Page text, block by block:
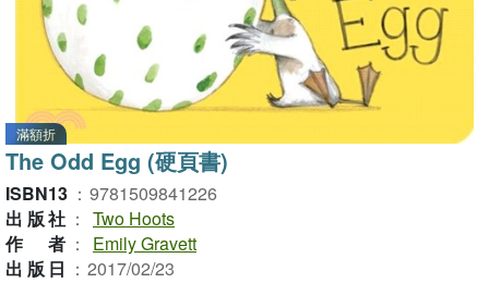
滿額折
The Odd Egg (硬頁書)
ISBN13 ： 9781509841226
出版社 ： Two Hoots
作者 ：
Emily Gravett
出版日 ： 2017/02/23